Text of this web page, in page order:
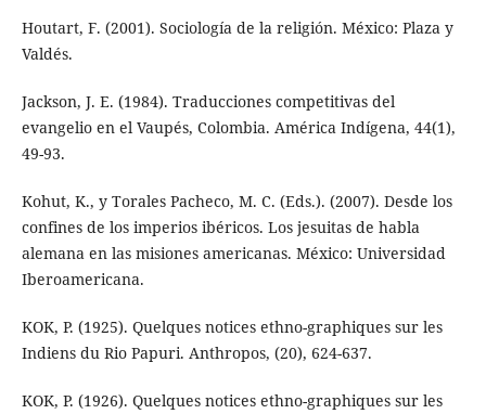
Houtart, F. (2001). Sociología de la religión. México: Plaza y
Valdés.
Jackson, J. E. (1984). Traducciones competitivas del
evangelio en el Vaupés, Colombia. América Indígena, 44(1),
49-93.
Kohut, K., y Torales Pacheco, M. C. (Eds.). (2007). Desde los
confines de los imperios ibéricos. Los jesuitas de habla
alemana en las misiones americanas. México: Universidad
Iberoamericana.
KOK, P. (1925). Quelques notices ethno-graphiques sur les
Indiens du Rio Papuri. Anthropos, (20), 624-637.
KOK, P. (1926). Quelques notices ethno-graphiques sur les